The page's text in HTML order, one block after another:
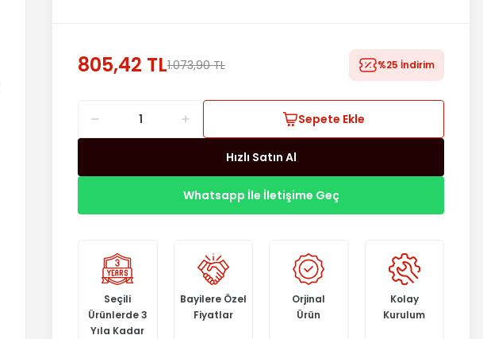
805,42 TL1.073,90 TL %25 İndirim
Sepete Ekle
Hızlı Satın Al
Whatsapp İle İletişime Geç
Seçili
Ürünlerde 3
Yıla Kadar
Bayilere Özel
Fiyatlar
Orjinal
Ürün
Kolay
Kurulum